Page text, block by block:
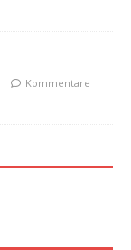
Kommentare